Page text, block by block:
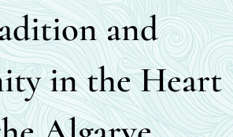
and
in the Heart